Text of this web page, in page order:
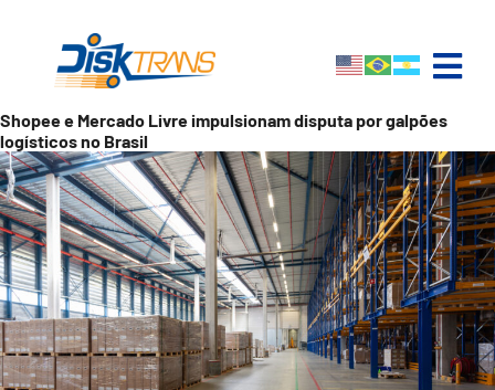
Shopee e Mercado Livre impulsionam disputa por galpões
logísticos no Brasil